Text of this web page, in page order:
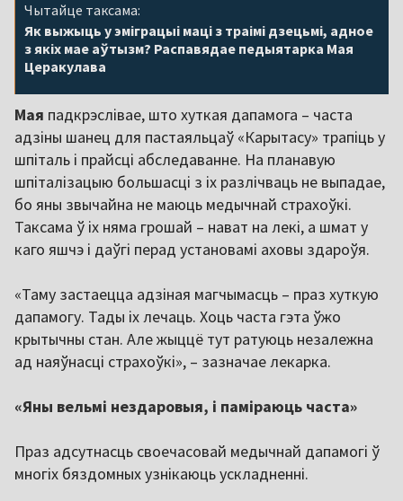
Чытайце таксама:
Як выжыць у эміграцыі маці з траімі дзецьмі, адное
з якіх мае аўтызм? Распавядае педыятарка Мая
Церакулава
Мая падкрэслівае, што хуткая дапамога – часта
адзіны шанец для пастаяльцаў «Карытасу» трапіць у
шпіталь і прайсці абследаванне. На планавую
шпіталізацыю большасці з іх разлічваць не выпадае,
бо яны звычайна не маюць медычнай страхоўкі.
Таксама ў іх няма грошай – нават на лекі, а шмат у
каго яшчэ і даўгі перад установамі аховы здароўя.
«Таму застаецца адзіная магчымасць – праз хуткую
дапамогу. Тады іх лечаць. Хоць часта гэта ўжо
крытычны стан. Але жыццё тут ратуюць незалежна
ад наяўнасці страхоўкі», – зазначае лекарка.
«Яны вельмі нездаровыя, і паміраюць часта»
Праз адсутнасць своечасовай медычнай дапамогі ў
многіх бяздомных узнікаюць ускладненні.